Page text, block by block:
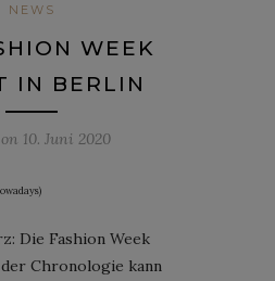
NEWS
WEEK
IN BERLIN
10. Juni 2020
Die Fashion Week
Chronologie kann